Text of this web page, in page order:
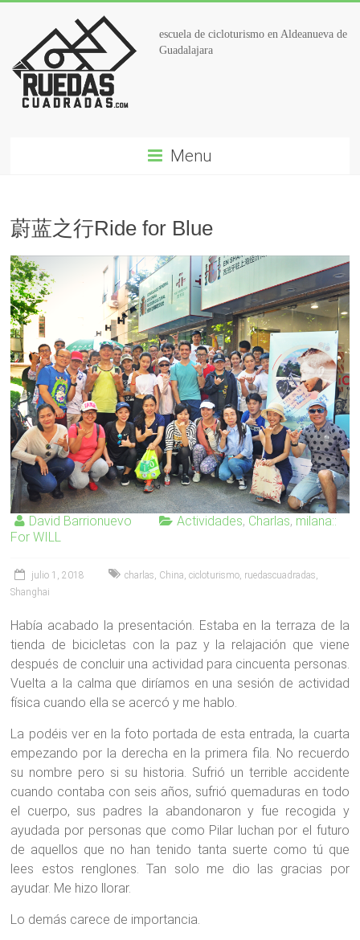
escuela de cicloturismo en Aldeanueva de
Guadalajara
Menu
蔚蓝之行Ride for Blue
David Barrionuevo Actividades, Charlas, milana::
For WILL
julio 1, 2018 charlas, China,cicloturismo, ruedascuadradas,
Shanghai
Había acabado la presentación. Estaba en la terraza de la
tienda de bicicletas con la paz y la relajación que viene
después de concluir una actividad para cincuenta personas.
Vuelta a la calma que diríamos en una sesión de actividad
física cuando ella se acercó y me hablo.
La podéis ver en la foto portada de esta entrada, la cuarta
empezando por la derecha en la primera fila. No recuerdo
su nombre pero si su historia. Sufrió un terrible accidente
cuando contaba con seis años, sufrió quemaduras en todo
el cuerpo, sus padres la abandonaron y fue recogida y
ayudada por personas que como Pilar luchan por el futuro
de aquellos que no han tenido tanta suerte como tú que
lees estos renglones. Tan solo me dio las gracias por
ayudar. Me hizo llorar.
Lo demás carece de importancia.